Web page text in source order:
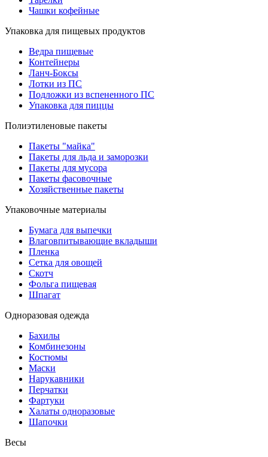
Чашки кофейные
Упаковка для пищевых продуктов
Ведра пищевые
Контейнеры
Ланч-Боксы
Лотки из ПС
Подложки из вспененного ПС
Упаковка для пиццы
Полиэтиленовые пакеты
Пакеты "майка"
Пакеты для льда и заморозки
Пакеты для мусора
Пакеты фасовочные
Хозяйственные пакеты
Упаковочные материалы
Бумага для выпечки
Влаговпитывающие вкладыши
Пленка
Сетка для овощей
Скотч
Фольга пищевая
Шпагат
Одноразовая одежда
Бахилы
Комбинезоны
Костюмы
Маски
Нарукавники
Перчатки
Фартуки
Халаты одноразовые
Шапочки
Весы